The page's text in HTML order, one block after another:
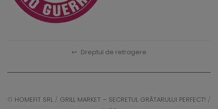
↩ Dreptul de retragere
© HOMEFIT SRL / GRILL MARKET – SECRETUL GRĂTARULUI PERFECT! /